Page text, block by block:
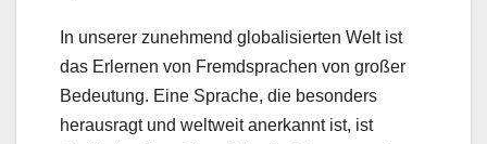
In unserer zunehmend globalisierten Welt ist
das Erlernen von Fremdsprachen von großer
Bedeutung. Eine Sprache, die besonders
herausragt und weltweit anerkannt ist, ist